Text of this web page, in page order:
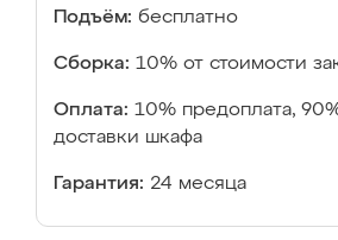
Подъём: бесплатно
Сборка: 10% от стоимости
Оплата: 10% предоплата,
доставки шкафа
Гарантия: 24 месяца